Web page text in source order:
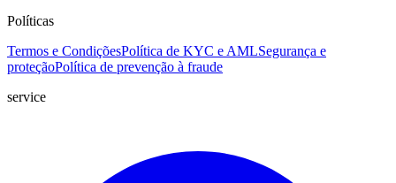
Políticas
Termos e CondiçõesPolítica de KYC e AMLSegurança e
proteçãoPolítica de prevenção à fraude
service